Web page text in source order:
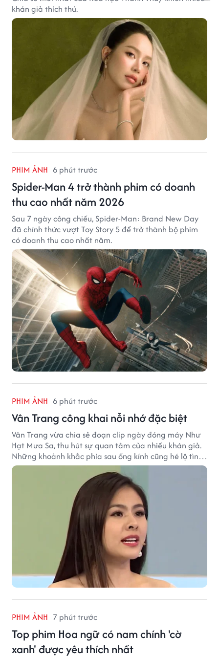
khán giả thích thú.
PHIM ẢNH 6 phút trước
Spider-Man 4 trở thành phim có doanh
thu cao nhất năm 2026
Sau 7 ngày công chiếu, Spider-Man: Brand New Day
đã chính thức vượt Toy Story 5 để trở thành bộ phim
có doanh thu cao nhất năm.
PHIM ẢNH 6 phút trước
Vân Trang công khai nỗi nhớ đặc biệt
Vân Trang vừa chia sẻ đoạn clip ngày đóng máy Như
Hạt Mưa Sa, thu hút sự quan tâm của nhiều khán giả.
Những khoảnh khắc phía sau ống kính cũng hé lộ tình
cảm đặc biệt mà nữ diễn viên dành cho ê-kíp bộ phim.
PHIM ẢNH 7 phút trước
Top phim Hoa ngữ có nam chính 'cờ
xanh' được yêu thích nhất